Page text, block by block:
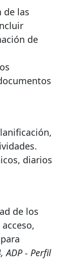
de las
de
diarios
de los
ADP - Perfil